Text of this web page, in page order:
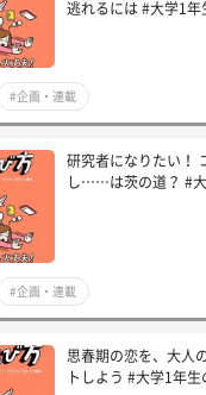
逃れるには #大学1年
#企画・連載
研究者になりたい！
し……は茨の道？ #
#企画・連載
思春期の恋を、大人
トしよう #大学1年生